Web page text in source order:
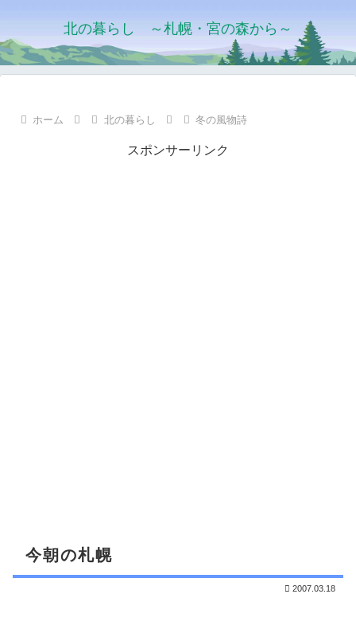
北の暮らし ～札幌・宮の森から～
ホーム 北の暮らし 冬の風物詩
スポンサーリンク
今朝の札幌
2007.03.18